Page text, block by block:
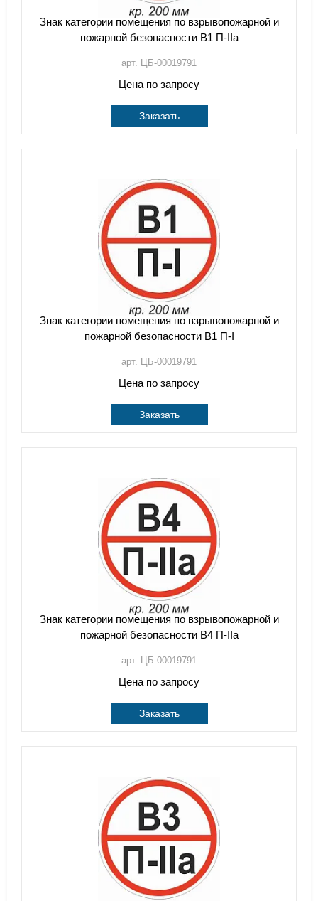
Знак категории помещения по взрывопожарной и
пожарной безопасности В1 П-IIа
арт. ЦБ-00019791
Цена по запросу
Заказать
Знак категории помещения по взрывопожарной и
пожарной безопасности В1 П-I
арт. ЦБ-00019791
Цена по запросу
Заказать
Знак категории помещения по взрывопожарной и
пожарной безопасности В4 П-IIа
арт. ЦБ-00019791
Цена по запросу
Заказать